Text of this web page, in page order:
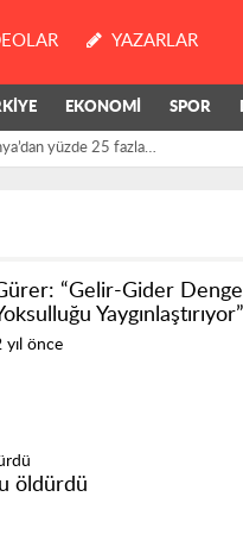
YAZARLAR
EKONOMİ SPOR
yüzde 25 fazla
“Gelir-Gider
Yaygınlaştırıyor”
yıl önce
öldürdü